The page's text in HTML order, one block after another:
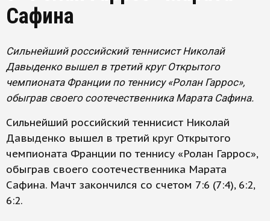
Сафина
Сильнейший российский теннисист Николай
Давыденко вышел в третий круг Открытого
чемпионата Франции по теннису «Ролан Гаррос»,
обыграв своего соотечественника Марата Сафина.
Сильнейший российский теннисист Николай
Давыденко вышел в третий круг Открытого
чемпионата Франции по теннису «Ролан Гаррос»,
обыграв своего соотечественника Марата
Сафина. Мачт закончился со счетом 7:6 (7:4), 6:2,
6:2.